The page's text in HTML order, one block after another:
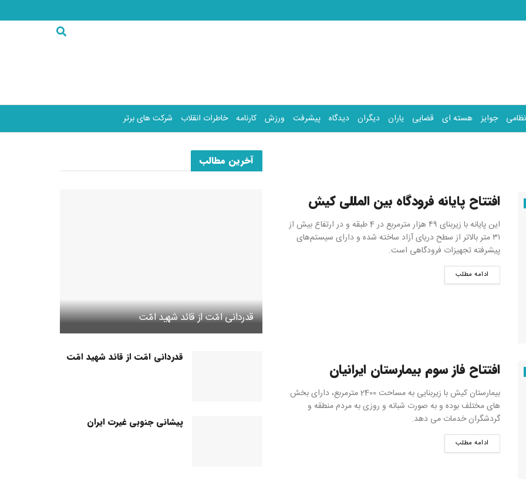
نظامی جوایز هسته ای قضایی یاران دیگران دیدگاه پیشرفت ورزش کارنامه خاطرات انقلاب شرکت های برتر
افتتاح پایانه فرودگاه بین المللی کیش
این پایانه با زیربنای ۴۹ هزار مترمربع در 4 طبقه و در ارتفاع بیش از
۳۱ متر بالاتر از سطح دریای آزاد ساخته شده و دارای سیستم‌های
پیشرفته تجهیزات فرودگاهی است.
ادامه مطلب
افتتاح فاز سوم بیمارستان ایرانیان
بیمارستان کیش با زیربنایی به مساحت 2400 مترمربع، دارای بخش
های مختلف بوده و به صورت شبانه و روزی به مردم منطقه و
گردشگران خدمات می دهد.
ادامه مطلب
آخرین مطالب
قدردانی امّت از قائد شهید امّت
قدردانی امّت از قائد شهید امّت
پیشانی جنوبی غیرت ایران